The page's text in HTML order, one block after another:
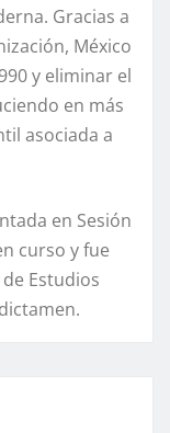
Gracias a
México
y eliminar el
en más
asociada a
en Sesión
curso y fue
Estudios